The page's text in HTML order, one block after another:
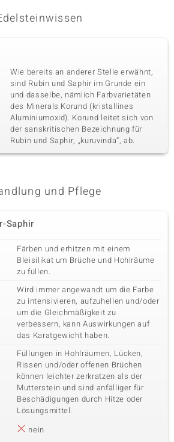
Wie bereits an anderer Stelle erwähnt,
sind Rubin und Saphir im Grunde ein
und dasselbe, nämlich Farbvarietäten
des Minerals Korund (kristallines
Aluminiumoxid). Korund leitet sich von
der sanskritischen Bezeichnung für
Rubin und Saphir, „kuruvinda“, ab.
und Pflege
Saphir
Färben und erhitzen mit einem
Bleisilikat um Brüche und Hohlräume
zu füllen.
Wird immer angewandt um die Farbe
zu intensivieren, aufzuhellen und/oder
um die Gleichmäßigkeit zu
verbessern, kann Auswirkungen auf
das Karatgewicht haben.
Füllungen in Hohlräumen, Lücken,
Rissen und/oder offenen Brüchen
können leichter zerkratzen als der
Mutterstein und sind anfälliger für
Beschädigungen durch Hitze oder
Lösungsmittel.
nein